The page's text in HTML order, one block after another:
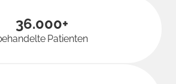
36.000+
Patienten